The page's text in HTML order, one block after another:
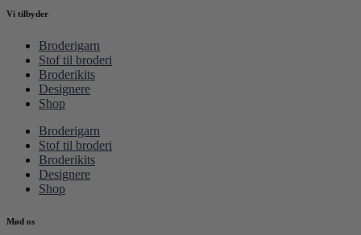
Vi tilbyder
Broderigarn
Stof til broderi
Broderikits
Designere
Shop
Broderigarn
Stof til broderi
Broderikits
Designere
Shop
Mød os